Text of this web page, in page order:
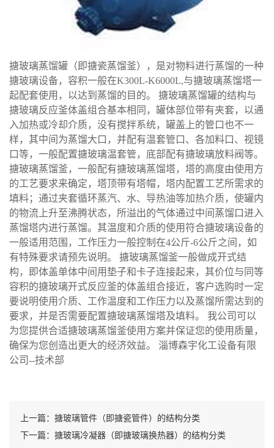
搪玻璃蒸馏罐（即搪瓷蒸馏釜），是对物料进行蒸馏的一种
搪玻璃设备，容积一般在K300L-K6000L,与搪玻璃蒸馏塔一
起配套使用，以达到蒸馏的目的。 搪玻璃蒸馏罐的结构与
搪玻璃反应釜体盖组合基本相同，罐体部位带有夹套，以通
入加热或冷却介质，没有搅拌系统，罐盖上的管口也不一
样，其中间为蒸馏大口，并配有温套管口、各加料口、视镜
口等，一般配置搪玻璃温套管，底部配有搪玻璃放料阀等。
搪玻璃蒸馏釜，一般配有搪玻璃蒸馏塔，塔的高度由使用方
的工艺要求来确定，塔顶带有塔帽，塔内配置工艺所需求的
填料；通过夹套循环蒸汽、水、导热油等加热介质，使罐内
的物流上升至沸腾状态，所溢出的气体通过中间蒸馏口进入
蒸馏塔内进行蒸馏。其温度和介质的使用符合搪玻璃设备的
一般适用范围，工作压力一般控制在4公斤-6公斤之间，如
有特殊要求请预先说明。 搪玻璃蒸馏釜一般做成开式结
构，即体盖单体中间用垫子和卡子连接起来，其价位与同等
容积的搪玻璃开式反应釜的体盖组合接近，客户选购时一定
要说明使用介质、工作温度和工作压力以及蒸馏所需达到的
要求，并是否需要配置搪玻璃蒸馏塔及填料。 我公司可以
为您提供合适搪玻璃蒸馏釜使用方案并保证您的使用质量，
确保为您创造出更大的经济效益。 淄博森宇化工设备有限
公司--技术部
上一篇：搪玻璃管件（即搪瓷管件）的结构分类
下一篇：搪玻璃冷凝器（即搪玻璃换热器）的结构分类